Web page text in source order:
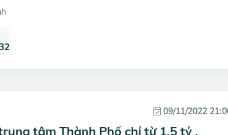
09/11/2022
tâm Thành Phố chỉ từ 1,5 tỷ .